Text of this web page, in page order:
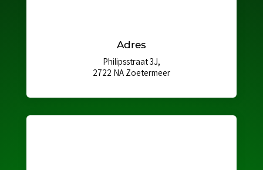
Adres
Philipsstraat 3J,
2722 NA Zoetermeer